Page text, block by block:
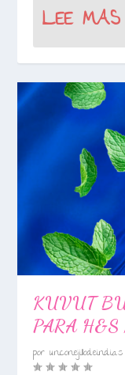
LEE MAS
KUVUT
PARA H&S
porunconejillodeindias